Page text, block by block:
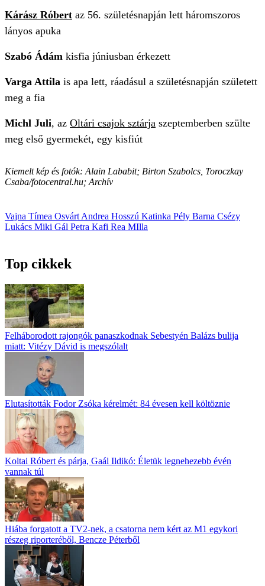
Kárász Róbert az 56. születésnapján lett háromszoros
lányos apuka
Szabó Ádám kisfia júniusban érkezett
Varga Attila is apa lett, ráadásul a születésnapján született
meg a fia
Michl Juli, az Oltári csajok sztárja szeptemberben szülte
meg első gyermekét, egy kisfiút
Kiemelt kép és fotók: Alain Lababit; Birton Szabolcs, Toroczkay
Csaba/fotocentral.hu; Archív
Vajna Tímea Osvárt Andrea Hosszú Katinka Pély Barna Csézy
Lukács Miki Gál Petra Kafi Rea MIlla
Top cikkek
Felháborodott rajongók panaszkodnak Sebestyén Balázs bulija
miatt: Vitézy Dávid is megszólalt
Elutasították Fodor Zsóka kérelmét: 84 évesen kell költöznie
Koltai Róbert és párja, Gaál Ildikó: Életük legnehezebb évén
vannak túl
Hiába forgatott a TV2-nek, a csatorna nem kért az M1 egykori
részeg riporteréből, Bencze Péterből